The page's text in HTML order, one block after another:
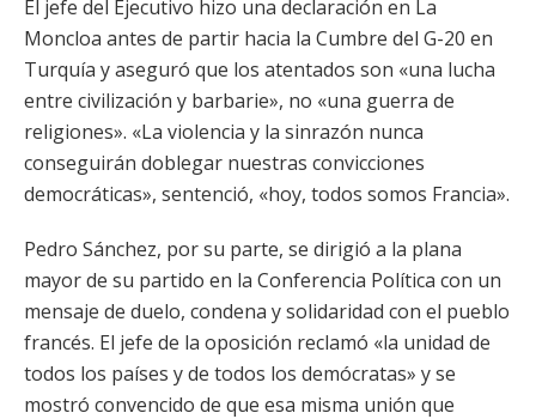
El jefe del Ejecutivo hizo una declaración en La
Moncloa antes de partir hacia la Cumbre del G-20 en
Turquía y aseguró que los atentados son «una lucha
entre civilización y barbarie», no «una guerra de
religiones». «La violencia y la sinrazón nunca
conseguirán doblegar nuestras convicciones
democráticas», sentenció, «hoy, todos somos Francia».
Pedro Sánchez, por su parte, se dirigió a la plana
mayor de su partido en la Conferencia Política con un
mensaje de duelo, condena y solidaridad con el pueblo
francés. El jefe de la oposición reclamó «la unidad de
todos los países y de todos los demócratas» y se
mostró convencido de que esa misma unión que